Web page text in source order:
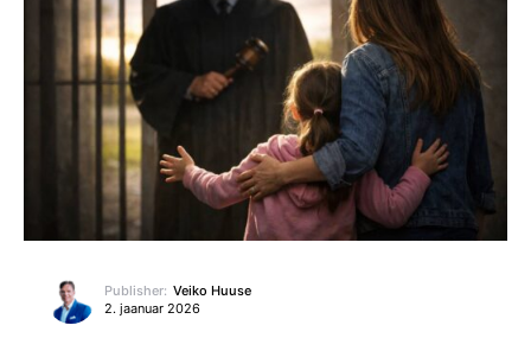
Publisher: Veiko Huuse
2. jaanuar 2026